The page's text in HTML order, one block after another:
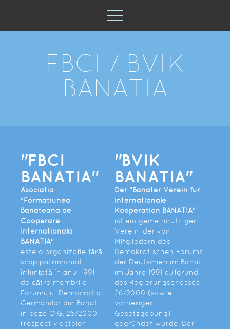
FBCI / BVIK
BANATIA
"FBCI
BANATIA"
Asociatia
"Formatiunea
Banateana de
Cooperare
Internationala
BANATIA"
este o organizație fără
scop patrimonial,
înființată în anul 1991
de către membri ai
Forumului Democrat al
Germanilor din Banat
în baza O.G. 26/2000
(respectiv actelor
"BVIK
BANATIA"
Der "Banater Verein für
internationale
Kooperation BANATIA"
ist ein gemeinnütziger
Verein, der von
Mitgliedern des
Demokratischen Forums
der Deutschen im Banat
im Jahre 1991 aufgrund
des Regierungserlasses
26/2000 (sowie
vorheriger
Gesetzgebung)
gegründet wurde. Der